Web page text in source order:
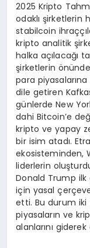
2025 Kripto
odaklı şirketlerin
stabilcoin
kripto analitik
halka açılacağı
şirketlerin
para
dile getiren
günlerde New York
dahi Bitcoin’e
kripto ve yapay
bir isim atadı.
ekosisteminden,
liderlerin
Donald Trump
için yasal
etti. Bu durum iki
piyasaların ve
alanlarını